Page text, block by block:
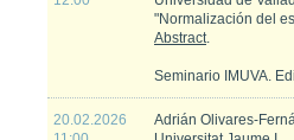
"Normalización del
Abstract.
Seminario IMUVA.
20.02.2026
Adrián Olivares-